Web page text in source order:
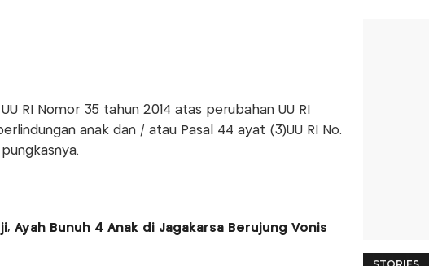
RI Nomor 35 tahun 2014 atas perubahan UU RI
anak dan / atau Pasal 44 ayat (3)UU RI No.
Ayah Bunuh 4 Anak di Jagakarsa Berujung Vonis